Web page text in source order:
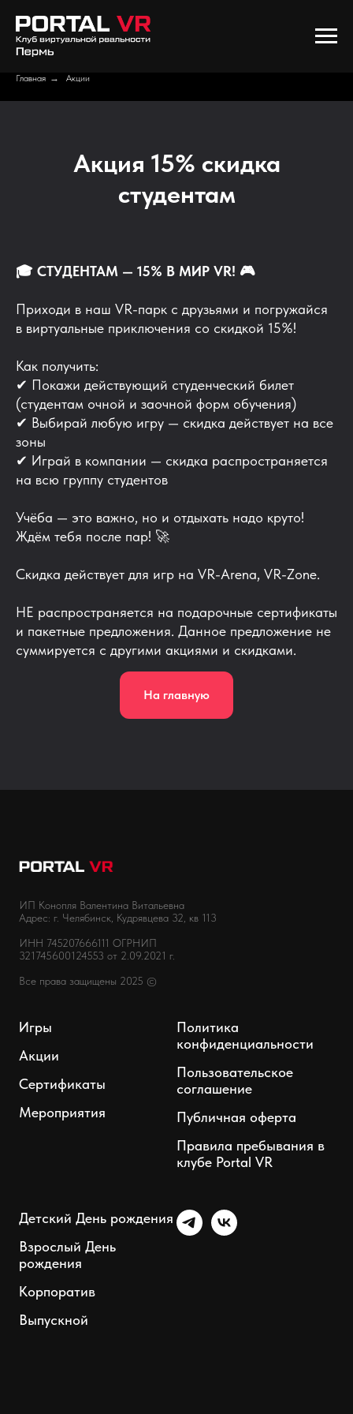
Главная → Акции
Акция 15% скидка
студентам
🎓 СТУДЕНТАМ — 15% В МИР VR! 🎮
Приходи в наш VR-парк с друзьями и погружайся
в виртуальные приключения со скидкой 15%!
Как получить:
✔ Покажи действующий студенческий билет
(студентам очной и заочной форм обучения)
✔ Выбирай любую игру — скидка действует на все
зоны
✔ Играй в компании — скидка распространяется
на всю группу студентов
Учёба — это важно, но и отдыхать надо круто!
Ждём тебя после пар! 🚀
Скидка действует для игр на VR-Arena, VR-Zone.
НЕ распространяется на подарочные сертификаты
и пакетные предложения. Данное предложение не
суммируется с другими акциями и скидками.
На главную
ИП Конопля Валентина Витальевна
Адрес: г. Челябинск, Кудрявцева 32, кв 113
ИНН 745207666111 ОГРНИП
321745600124553 от 2.09.2021 г.
Все права защищены 2025 ©
Игры
Акции
Сертификаты
Мероприятия
Политика
конфиденциальности
Пользовательское
соглашение
Публичная оферта
Правила пребывания в
клубе Portal VR
Детский День рождения
Взрослый День
рождения
Корпоратив
Выпускной